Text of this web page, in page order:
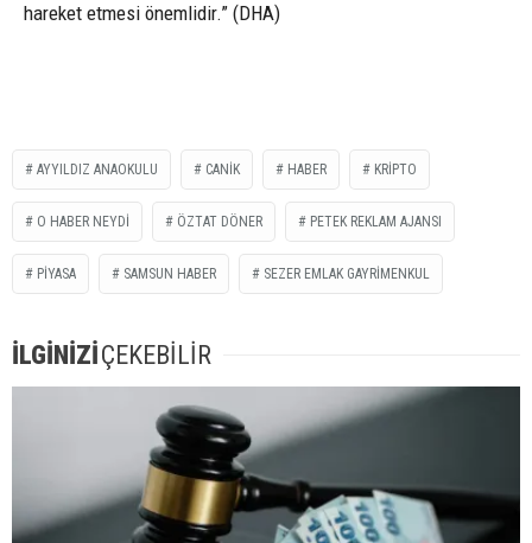
hareket etmesi önemlidir.” (DHA)
AYYILDIZ ANAOKULU CANİK HABER KRİPTO
O HABER NEYDİ ÖZTAT DÖNER PETEK REKLAM AJANSI
PİYASA SAMSUN HABER SEZER EMLAK GAYRIMENKUL
İLGİNİZİÇEKEBİLİR